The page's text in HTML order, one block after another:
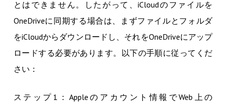
とはできません。したがって、iCloudのファイルを
OneDriveに同期する場合は、まずファイルとフォルダ
をiCloudからダウンロードし、それをOneDriveにアップ
ロードする必要があります。以下の手順に従ってくだ
さい：
ステップ1：Appleのアカウント情報でWeb上の